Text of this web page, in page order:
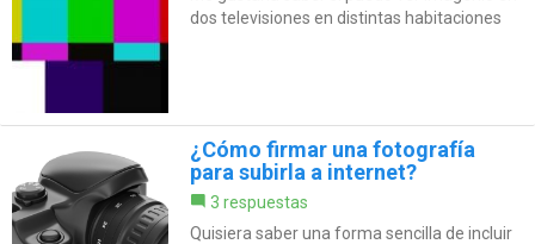
dos televisiones en distintas habitaciones
¿Cómo firmar una fotografía
para subirla a internet?
3 respuestas
Quisiera saber una forma sencilla de incluir